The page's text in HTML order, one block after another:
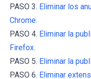
PASO 3. Eliminar los
Chrome.
PASO 4. Eliminar la
Firefox.
PASO 5. Eliminar la
PASO 6. Eliminar